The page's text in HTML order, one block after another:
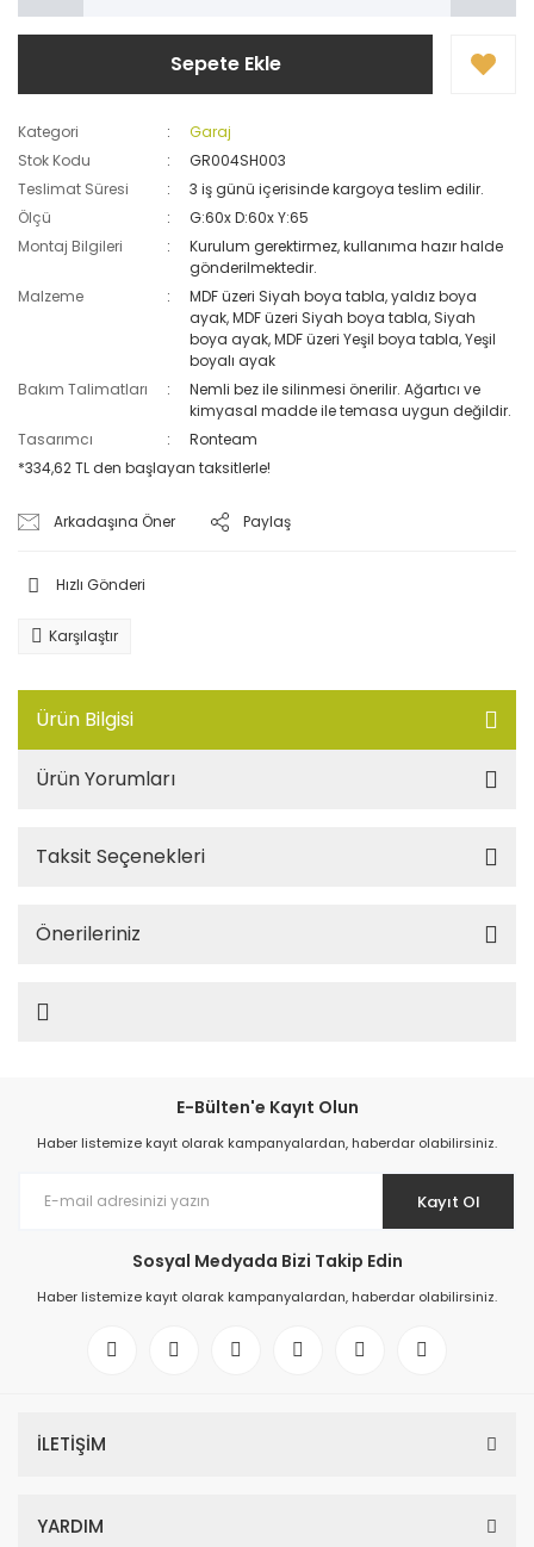
Sepete Ekle
Kategori
Garaj
Stok Kodu
GR004SH003
Teslimat Süresi
3 iş günü içerisinde kargoya teslim edilir.
Ölçü
G:60x D:60x Y:65
Montaj Bilgileri
Kurulum gerektirmez, kullanıma hazır halde
gönderilmektedir.
Malzeme
MDF üzeri Siyah boya tabla, yaldız boya
ayak, MDF üzeri Siyah boya tabla, Siyah
boya ayak, MDF üzeri Yeşil boya tabla, Yeşil
boyalı ayak
Bakım Talimatları
Nemli bez ile silinmesi önerilir. Ağartıcı ve
kimyasal madde ile temasa uygun değildir.
Tasarımcı
Ronteam
*334,62 TL den başlayan taksitlerle!
Arkadaşına Öner Paylaş
Hızlı Gönderi
Karşılaştır
Ürün Bilgisi
Ürün Yorumları
Taksit Seçenekleri
Önerileriniz
E-Bülten'e Kayıt Olun
Haber listemize kayıt olarak kampanyalardan, haberdar olabilirsiniz.
Kayıt Ol
Sosyal Medyada Bizi Takip Edin
Haber listemize kayıt olarak kampanyalardan, haberdar olabilirsiniz.
İLETİŞİM
YARDIM